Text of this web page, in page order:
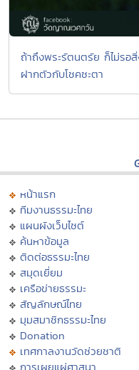
ถ้าถึงพระรัตนตรัย ก็ไม่รอ
ฝากตัวกับโชคชะตา
หน้าแรก
ทีมงานธรรมะไทย
แผนผังเว็บไซต์
ค้นหาข้อมูล
ติดต่อธรรมะไทย
สมุดเยี่ยม
เครือข่ายธรรมะ
สัญลักษณ์ไทย
มุมสมาชิกธรรมะไทย
Donation
เทศกาลงานวัดช่วยชาติ
การเผยแผ่ศาสนา